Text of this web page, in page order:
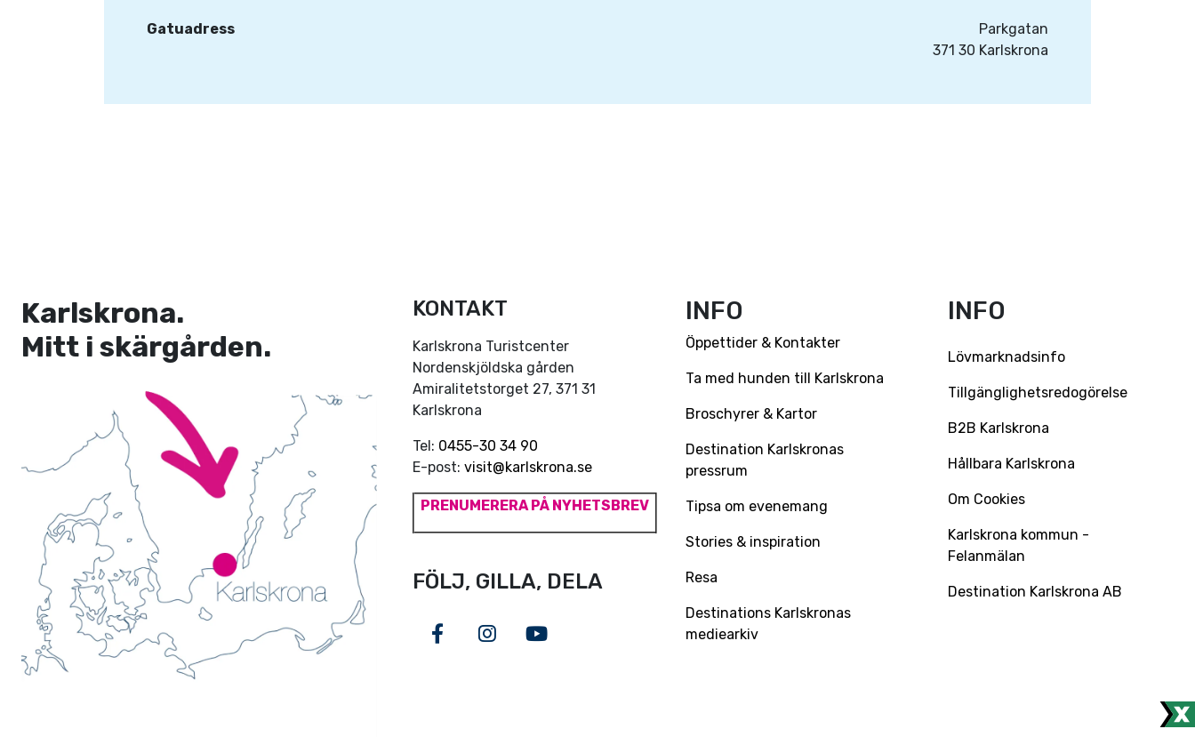
Gatuadress
Parkgatan
371 30 Karlskrona
Karlskrona.
Mitt i skärgården.
KONTAKT
Karlskrona Turistcenter
Nordenskjöldska gården
Amiralitetstorget 27, 371 31
Karlskrona
Tel: 0455-30 34 90
E-post: visit@karlskrona.se
PRENUMERERA PÅ NYHETSBREV
FÖLJ, GILLA, DELA
FacebookInstagram
Youtube
INFO
Öppettider & Kontakter
Ta med hunden till Karlskrona
Broschyrer & Kartor
Destination Karlskronas
pressrum
Tipsa om evenemang
Stories & inspiration
Resa
Destinations Karlskronas
mediearkiv
INFO
Lövmarknadsinfo
Tillgänglighetsredogörelse
B2B Karlskrona
Hållbara Karlskrona
Om Cookies
Karlskrona kommun -
Felanmälan
Destination Karlskrona AB